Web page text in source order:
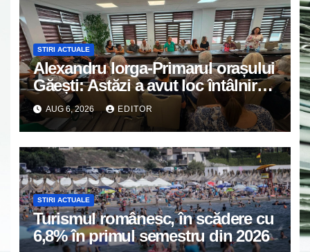
STIRI ACTUALE
Alexandru Iorga-Primarul orașului
Găești: Astăzi a avut loc întâlnirea
de lucru cu reprezentanții
asociațiilor de proprietari din
Găești.
AUG 6, 2026 EDITOR
STIRI ACTUALE
Turismul românesc, în scădere cu
6,8% în primul semestru din 2026